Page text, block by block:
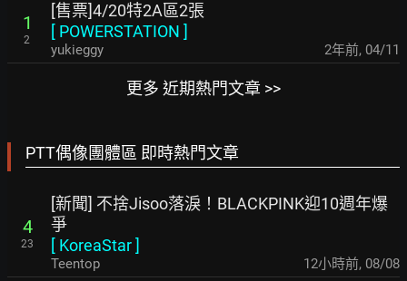
1
2
[售票]4/20特2A區2張
[ POWERSTATION ]
yukieggy 2年前, 04/11
更多 近期熱門文章 >>
PTT偶像團體區 即時熱門文章
4
23
[新聞] 不捨Jisoo落淚！BLACKPINK迎10週年爆
爭
[ KoreaStar]
Teentop 12小時前, 08/08